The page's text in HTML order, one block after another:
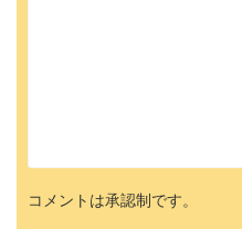
コメントは承認制です。